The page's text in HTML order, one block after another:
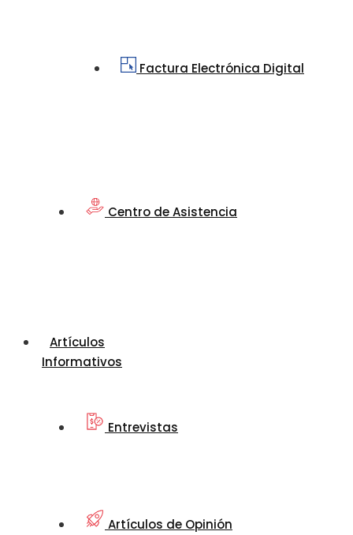
Factura Electrónica Digital
Centro de Asistencia
Artículos
Informativos
Entrevistas
Artículos de Opinión